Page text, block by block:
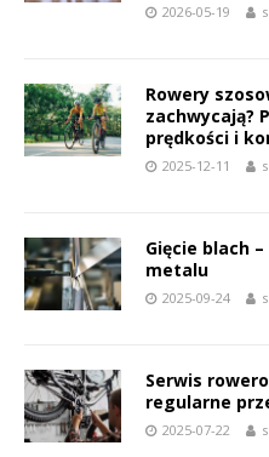
2026-05-19
Rowery
zachwycają?
prędkości i
2025-12-11
Gięcie blach
metalu
2025-09-24
Serwis
regularne
2025-07-22